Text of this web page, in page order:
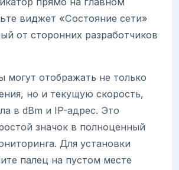
виджет «Состояние сети»
от сторонних разработчиков
могут отображать не только
но и текущую скорость,
в dBm и IP-адрес. Это
значок в полноценный
Для установки
палец на пустом месте